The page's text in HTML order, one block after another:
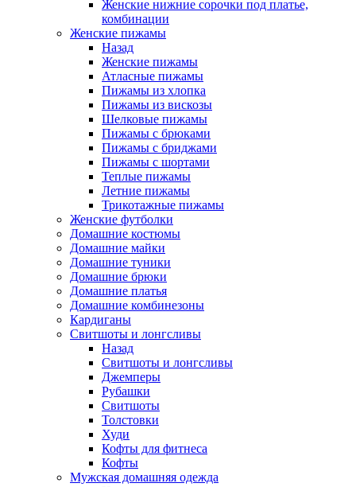
Женские нижние сорочки под платье,
комбинации
Женские пижамы
Назад
Женские пижамы
Атласные пижамы
Пижамы из хлопка
Пижамы из вискозы
Шелковые пижамы
Пижамы с брюками
Пижамы с бриджами
Пижамы с шортами
Теплые пижамы
Летние пижамы
Трикотажные пижамы
Женские футболки
Домашние костюмы
Домашние майки
Домашние туники
Домашние брюки
Домашние платья
Домашние комбинезоны
Кардиганы
Свитшоты и лонгсливы
Назад
Свитшоты и лонгсливы
Джемперы
Рубашки
Свитшоты
Толстовки
Худи
Кофты для фитнеса
Кофты
Мужская домашняя одежда